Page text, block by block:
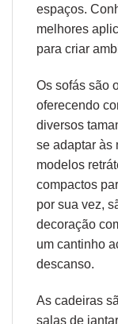
espaços.
melhores
para criar
Os sofás são
oferecendo
diversos
se adaptar às
modelos
compactos
por sua vez,
decoração
um cantinho
descanso.
As cadeiras
salas de